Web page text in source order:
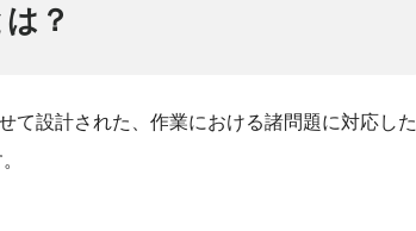
？
て設計された、作業における諸問題に対応した